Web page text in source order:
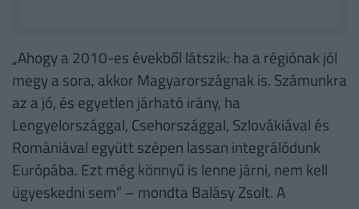
„Ahogy a 2010-es évekből látszik: ha a régiónak jól
megy a sora, akkor Magyarországnak is. Számunkra
az a jó, és egyetlen járható irány, ha
Lengyelországgal, Csehországgal, Szlovákiával és
Romániával együtt szépen lassan integrálódunk
Európába. Ezt még könnyű is lenne járni, nem kell
ügyeskedni sem” – mondta Balásy Zsolt. A